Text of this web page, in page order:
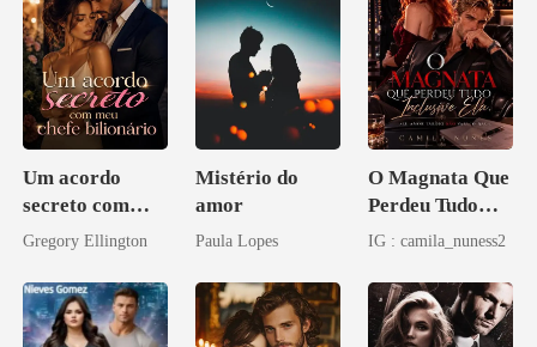
Um acordo
secreto com
meu chefe
Gregory Ellington
Mistério do
amor
Paula Lopes
O Magnata Que
Perdeu Tudo
Inclusive Ela
IG : camila_nuness2